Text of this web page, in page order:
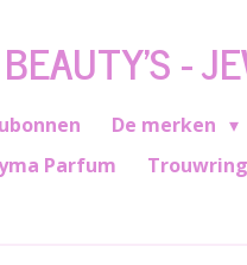
BEAUTY'S -
De merken
Parfum